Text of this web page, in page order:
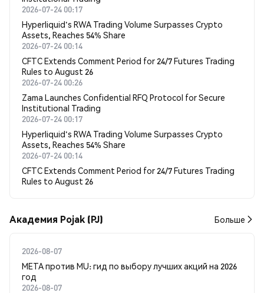
2026-07-24 00:17
Hyperliquid's RWA Trading Volume Surpasses Crypto
Assets, Reaches 54% Share
2026-07-24 00:14
CFTC Extends Comment Period for 24/7 Futures Trading
Rules to August 26
2026-07-24 00:26
Zama Launches Confidential RFQ Protocol for Secure
Institutional Trading
2026-07-24 00:17
Hyperliquid's RWA Trading Volume Surpasses Crypto
Assets, Reaches 54% Share
2026-07-24 00:14
CFTC Extends Comment Period for 24/7 Futures Trading
Rules to August 26
Академия Pojak (PJ) Больше
2026-08-07
META против MU: гид по выбору лучших акций на 2026
год
2026-08-07